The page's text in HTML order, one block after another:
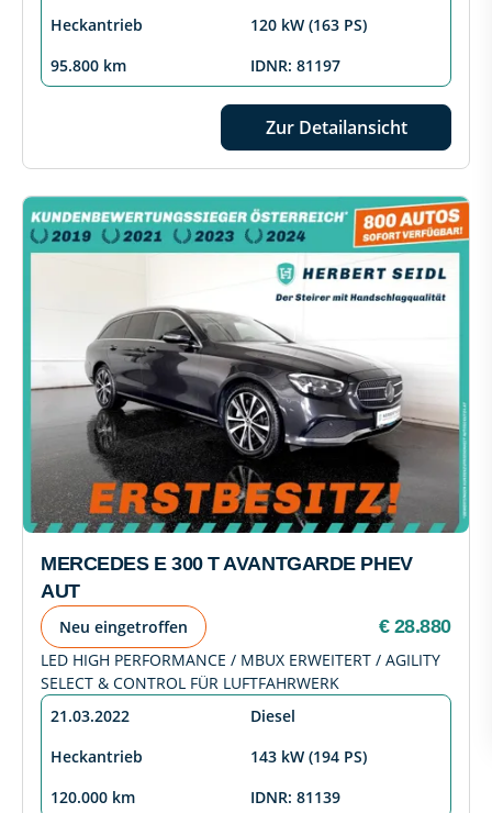
Heckantrieb
120 kW (163 PS)
95.800 km
IDNR: 81197
Zur Detailansicht
MERCEDES E 300 T AVANTGARDE PHEV
AUT
Neu eingetroffen € 28.880
LED HIGH PERFORMANCE / MBUX ERWEITERT / AGILITY
SELECT & CONTROL FÜR LUFTFAHRWERK
21.03.2022
Diesel
Heckantrieb
143 kW (194 PS)
120.000 km
IDNR: 81139